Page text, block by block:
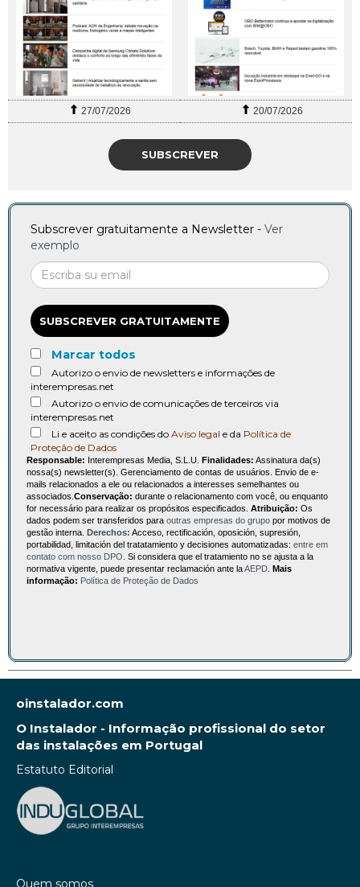
27/07/2026 20/07/2026
SUBSCREVER
Subscrever gratuitamente a Newsletter - Ver
exemplo
SUBSCREVER GRATUITAMENTE
Marcar todos
Autorizo o envio de newsletters e informações de
interempresas.net
Autorizo o envio de comunicações de terceiros via
interempresas.net
Li e aceito as condições do Aviso legal e da Política de
Proteção de Dados
Responsable: Interempresas Media, S.L.U. Finalidades: Assinatura da(s)
nossa(s) newsletter(s). Gerenciamento de contas de usuários. Envio de e-
mails relacionados a ele ou relacionados a interesses semelhantes ou
associados. Conservação: durante o relacionamento com você, ou enquanto
for necessário para realizar os propósitos especificados. Atribuição: Os
dados podem ser transferidos para outras empresas do grupo por motivos de
gestão interna. Derechos: Acceso, rectificación, oposición, supresión,
portabilidad, limitación del tratatamiento y decisiones automatizadas: entre em
contato com nosso DPO . Si considera que el tratamiento no se ajusta a la
normativa vigente, puede presentar reclamación ante laAEPD Mais
informação: Política de Proteção de Dados
oinstalador.com
O Instalador - Informação profissional do setor
das instalações em Portugal
Estatuto Editorial
Quem somos